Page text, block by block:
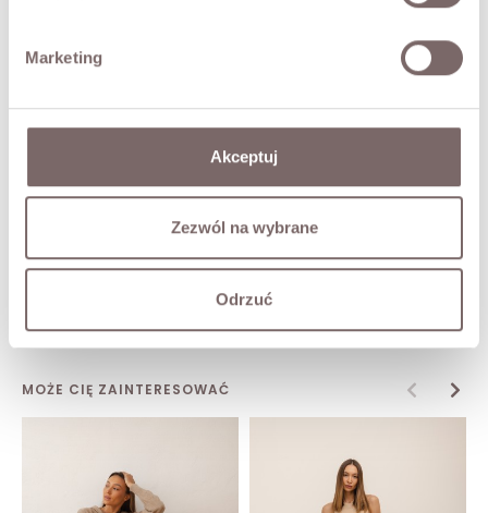
Marketing
Akceptuj
Zezwól na wybrane
Odrzuć
ZWROT
DOSTAWA
MOŻE CIĘ ZAINTERESOWAĆ